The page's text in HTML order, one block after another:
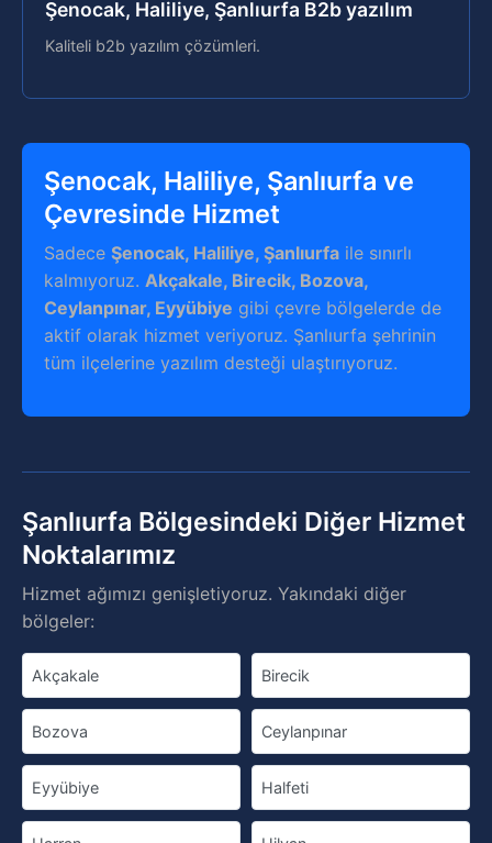
Şenocak, Haliliye, Şanlıurfa B2b yazılım
Kaliteli b2b yazılım çözümleri.
Şenocak, Haliliye, Şanlıurfa ve
Çevresinde Hizmet
Sadece Şenocak, Haliliye, Şanlıurfa ile sınırlı
kalmıyoruz. Akçakale, Birecik, Bozova,
Ceylanpınar, Eyyübiye gibi çevre bölgelerde de
aktif olarak hizmet veriyoruz. Şanlıurfa şehrinin
tüm ilçelerine yazılım desteği ulaştırıyoruz.
Şanlıurfa Bölgesindeki Diğer Hizmet
Noktalarımız
Hizmet ağımızı genişletiyoruz. Yakındaki diğer
bölgeler:
Akçakale Birecik
Bozova Ceylanpınar
Eyyübiye Halfeti